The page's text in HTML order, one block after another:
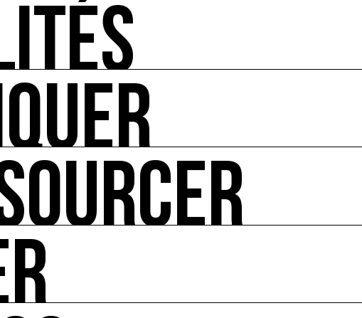
des rendez-vous de l'art et de l'écologie : manifestations,
pour réduire ses impacts.
sur les enjeux croisés culture et écologie.